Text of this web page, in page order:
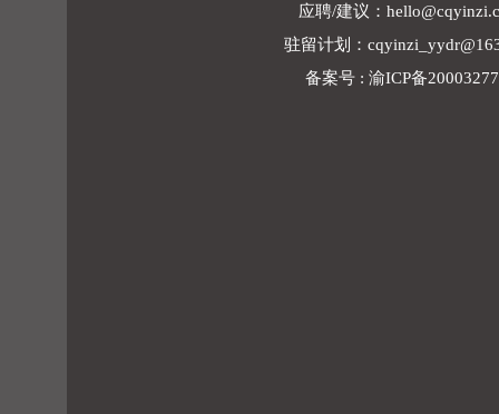
应聘/建议：
驻留计划：
备案号 : 渝ICP备